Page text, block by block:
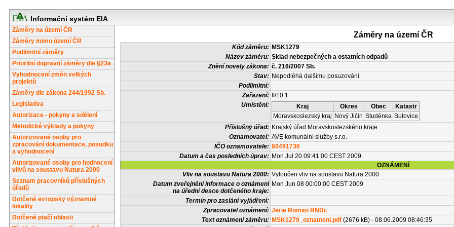
Informační systém EIA
Záměry na území ČR
Záměry mimo území ČR
Podlimitní záměry
Prioritní dopravní záměry dle §23a
Vyhodnocení změn velkých
projektů
Záměry dle zákona 244/1992 Sb.
Legislativa
Autorizace - pokyny a sdělení
Metodické výklady a pokyny
Autorizované osoby pro
zpracování dokumentace, posudku
a vyhodnocení
Autorizované osoby pro hodnocení
vlivů na soustavu Natura 2000
Seznam pracovníků příslušných
úřadů
Dotčené evropsky významné
lokality
Dotčené ptačí oblasti
Záměry na území ČR
Kód záměru: MSK1279
Název záměru: Sklad nebezpečných a ostatních odpadů
Znění novely zákona: č. 216/2007 Sb.
Stav: Nepodléhá dalšímu posuzování
Podlimitní:
Zařazení:
II/10.1
Umístění:
Kraj Okres Obec
Katastr
Moravskoslezský kraj Nový Jičín Studénka Butovice
Příslušný úřad: Krajský úřad Moravskoslezského kraje
Oznamovatel: AVE komunální služby s.r.o.
IČO oznamovatele: 60491736
Datum a čas posledních úprav: Mon Jul 20 09:41:00 CEST 2009
OZNÁMENÍ
Vliv na soustavu Natura 2000: Vyloučen vliv na soustavu Natura 2000
Datum zveřejnění informace o oznámení
na úřední desce dotčeného kraje:
Mon Jun 08 00:00:00 CEST 2009
Termín pro zaslání vyjádření:
Zpracovatel oznámení: Jerie Roman RNDr.
Text oznámení záměru: MSK1279_oznameni.pdf (2676 kB) - 08.06.2009 08:46:35